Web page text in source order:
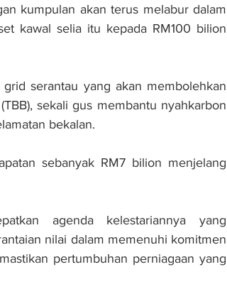
kumpulan akan terus melabur dalam
kawal selia itu kepada RM100 bilion
serantau yang akan membolehkan
sekali gus membantu nyahkarbon
bekalan.
sebanyak RM7 bilion menjelang
agenda kelestariannya yang
nilai dalam memenuhi komitmen
pertumbuhan perniagaan yang